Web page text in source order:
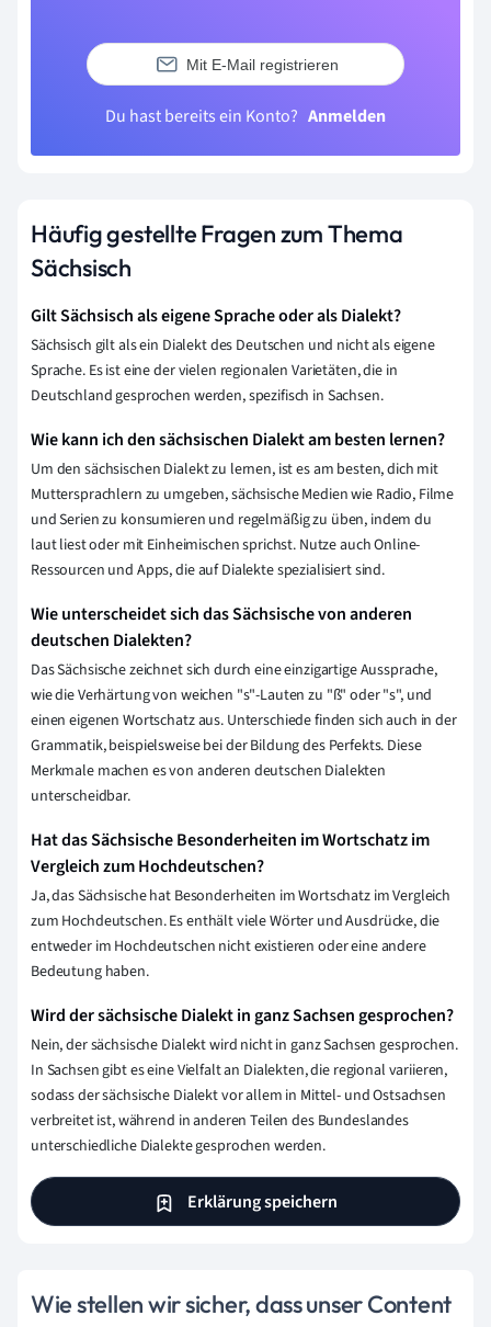
Mit E-Mail registrieren
Du hast bereits ein Konto? Anmelden
Häufig gestellte Fragen zum Thema
Sächsisch
Gilt Sächsisch als eigene Sprache oder als Dialekt?
Sächsisch gilt als ein Dialekt des Deutschen und nicht als eigene
Sprache. Es ist eine der vielen regionalen Varietäten, die in
Deutschland gesprochen werden, spezifisch in Sachsen.
Wie kann ich den sächsischen Dialekt am besten lernen?
Um den sächsischen Dialekt zu lernen, ist es am besten, dich mit
Muttersprachlern zu umgeben, sächsische Medien wie Radio, Filme
und Serien zu konsumieren und regelmäßig zu üben, indem du
laut liest oder mit Einheimischen sprichst. Nutze auch Online-
Ressourcen und Apps, die auf Dialekte spezialisiert sind.
Wie unterscheidet sich das Sächsische von anderen
deutschen Dialekten?
Das Sächsische zeichnet sich durch eine einzigartige Aussprache,
wie die Verhärtung von weichen "s"-Lauten zu "ß" oder "s", und
einen eigenen Wortschatz aus. Unterschiede finden sich auch in der
Grammatik, beispielsweise bei der Bildung des Perfekts. Diese
Merkmale machen es von anderen deutschen Dialekten
unterscheidbar.
Hat das Sächsische Besonderheiten im Wortschatz im
Vergleich zum Hochdeutschen?
Ja, das Sächsische hat Besonderheiten im Wortschatz im Vergleich
zum Hochdeutschen. Es enthält viele Wörter und Ausdrücke, die
entweder im Hochdeutschen nicht existieren oder eine andere
Bedeutung haben.
Wird der sächsische Dialekt in ganz Sachsen gesprochen?
Nein, der sächsische Dialekt wird nicht in ganz Sachsen gesprochen.
In Sachsen gibt es eine Vielfalt an Dialekten, die regional variieren,
sodass der sächsische Dialekt vor allem in Mittel- und Ostsachsen
verbreitet ist, während in anderen Teilen des Bundeslandes
unterschiedliche Dialekte gesprochen werden.
Erklärung speichern
Wie stellen wir sicher, dass unser Content